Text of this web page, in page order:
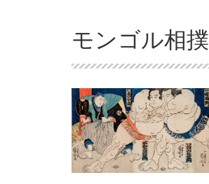
モンゴル相撲